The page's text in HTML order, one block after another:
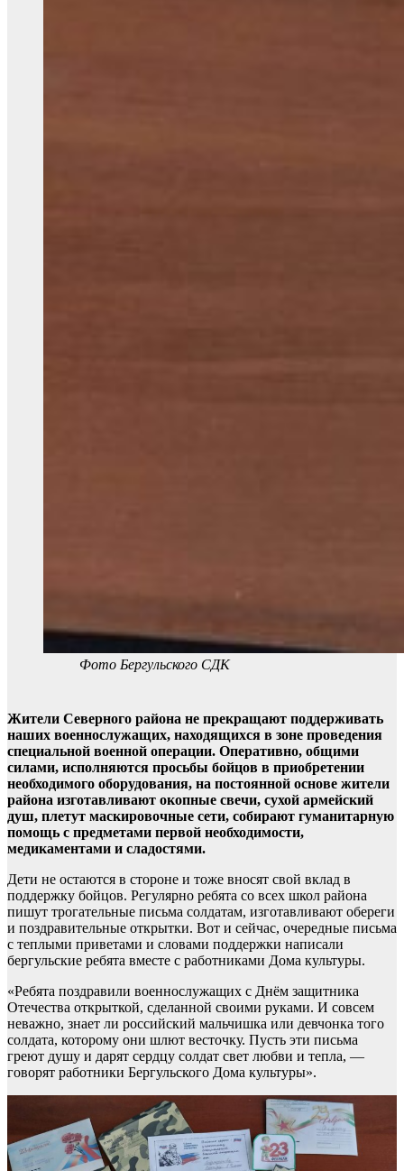
Фото Бергульского СДК
Жители Северного района не прекращают поддерживать
наших военнослужащих, находящихся в зоне проведения
специальной военной операции. Оперативно, общими
силами, исполняются просьбы бойцов в приобретении
необходимого оборудования, на постоянной основе жители
района изготавливают окопные свечи, сухой армейский
душ, плетут маскировочные сети, собирают гуманитарную
помощь с предметами первой необходимости,
медикаментами и сладостями.
Дети не остаются в стороне и тоже вносят свой вклад в
поддержку бойцов. Регулярно ребята со всех школ района
пишут трогательные письма солдатам, изготавливают обереги
и поздравительные открытки. Вот и сейчас, очередные письма
с теплыми приветами и словами поддержки написали
бергульские ребята вместе с работниками Дома культуры.
«Ребята поздравили военнослужащих с Днём защитника
Отечества открыткой, сделанной своими руками. И совсем
неважно, знает ли российский мальчишка или девчонка того
солдата, которому они шлют весточку. Пусть эти письма
греют душу и дарят сердцу солдат свет любви и тепла, —
говорят работники Бергульского Дома культуры».